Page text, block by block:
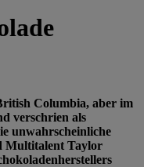
Columbia, aber im
verschrien als
unwahrscheinliche
Multitalent Taylor